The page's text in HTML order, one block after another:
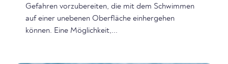
Gefahren vorzubereiten, die mit dem Schwimmen
auf einer unebenen Oberfläche einhergehen
können. Eine Möglichkeit,...